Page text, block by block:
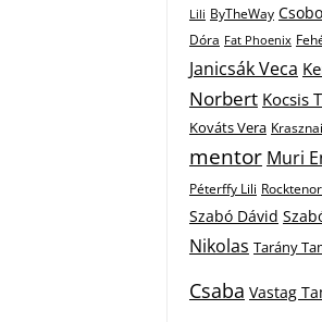
Lili ByTheWay
Dóra Fat Phoenix
Janicsák Veca
Norbert Kocsis
Kováts Vera
mentor Muri
Péterffy Lili
Szabó Dávid
Nikolas Tarány
Csaba Vastag